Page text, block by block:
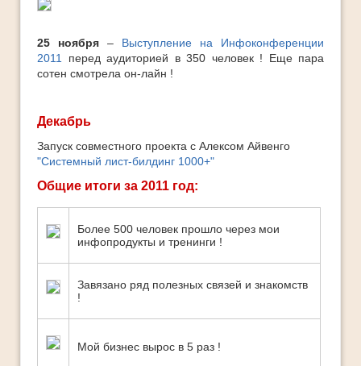
25 ноября – Выступление на Инфоконференции
2011
перед аудиторией в 350 человек ! Еще пара
сотен смотрела он-лайн !
Декабрь
Запуск совместного проекта с Алексом Айвенго
"Системный лист-билдинг 1000+"
Общие итоги за 2011 год:
Более 500 человек прошло через мои
инфопродукты и тренинги !
Завязано ряд полезных связей и знакомств
!
Мой бизнес вырос в 5 раз !